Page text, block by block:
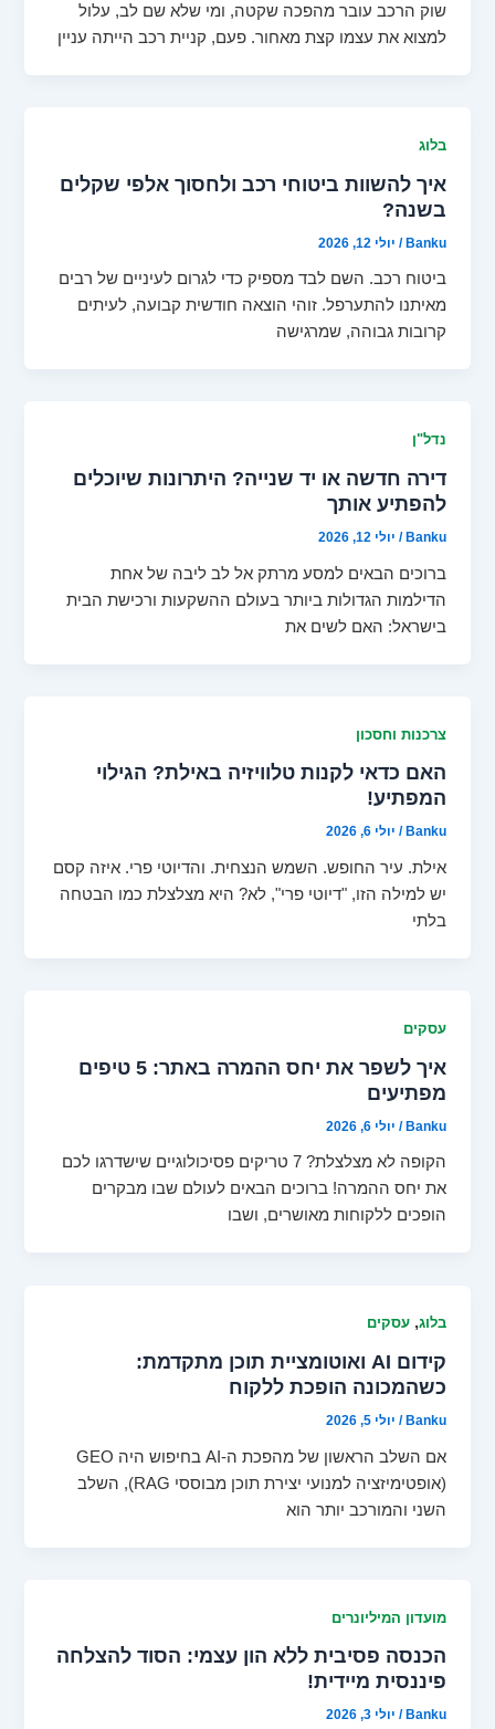
שוק הרכב עובר מהפכה שקטה, ומי שלא שם לב, עלול
למצוא את עצמו קצת מאחור. פעם, קניית רכב הייתה עניין
בלוג
איך להשוות ביטוחי רכב ולחסוך אלפי שקלים
בשנה?
Banku
/ יולי 12, 2026
ביטוח רכב. השם לבד מספיק כדי לגרום לעיניים של רבים
מאיתנו להתערפל. זוהי הוצאה חודשית קבועה, לעיתים
קרובות גבוהה, שמרגישה
נדל"ן
דירה חדשה או יד שנייה? היתרונות שיוכלים
להפתיע אותך
Banku
/ יולי 12, 2026
ברוכים הבאים למסע מרתק אל לב ליבה של אחת
הדילמות הגדולות ביותר בעולם ההשקעות ורכישת הבית
בישראל: האם לשים את
צרכנות וחסכון
האם כדאי לקנות טלוויזיה באילת? הגילוי
המפתיע!
Banku
/ יולי 6, 2026
אילת. עיר החופש. השמש הנצחית. והדיוטי פרי. איזה קסם
יש למילה הזו, "דיוטי פרי", לא? היא מצלצלת כמו הבטחה
בלתי
עסקים
איך לשפר את יחס ההמרה באתר: 5 טיפים
מפתיעים
Banku
/ יולי 6, 2026
הקופה לא מצלצלת? 7 טריקים פסיכולוגיים שישדרגו לכם
את יחס ההמרה! ברוכים הבאים לעולם שבו מבקרים
הופכים ללקוחות מאושרים, ושבו
בלוג,עסקים
קידום AI ואוטומציית תוכן מתקדמת:
כשהמכונה הופכת ללקוח
Banku
/ יולי 5, 2026
אם השלב הראשון של מהפכת ה-AI בחיפוש היה GEO
(אופטימיזציה למנועי יצירת תוכן מבוססי RAG), השלב
השני והמורכב יותר הוא
מועדון המיליונרים
הכנסה פסיבית ללא הון עצמי: הסוד להצלחה
פיננסית מיידית!
Banku
/ יולי 3, 2026